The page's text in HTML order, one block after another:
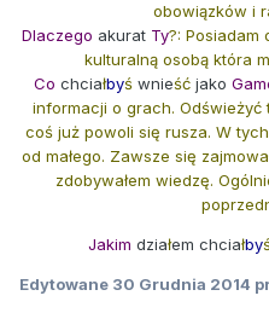
obowiązków i
Dlaczego akurat Ty?: Posiadam
kulturalną osobą która
Co chciałbyśwnieśćjako
informacji o grach. Odświeżyć
coś już powoli się rusza. W
od małego. Zawsze się
zdobywałem wiedzę.
Jakim działem chciałby
Edytowane 30 Grudnia 2014